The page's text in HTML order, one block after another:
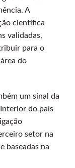
A
científica
validadas,
para o
do
um sinal da
do país
setor na
baseadas na